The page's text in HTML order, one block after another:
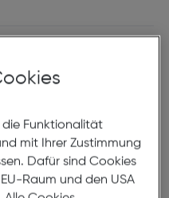
prüfen
1 +3.00
die Funktionalität
mit Ihrer Zustimmung
Dafür sind Cookies
Raum und den USA